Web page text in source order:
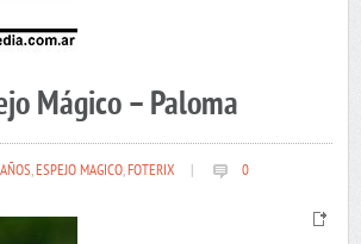
Mágico – Paloma
,ESPEJO MAGICO,FOTERIX 0